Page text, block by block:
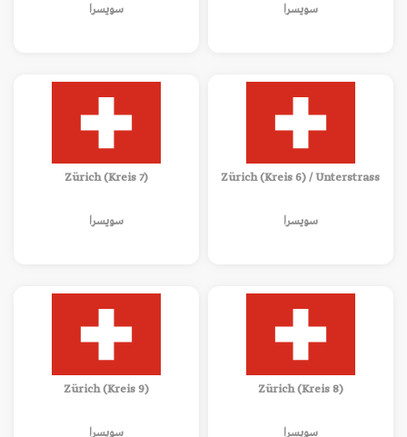
سويسرا سويسرا
Zürich (Kreis 6) / Unterstrass
سويسرا
Zürich (Kreis 7)
سويسرا
Zürich (Kreis 8)
سويسرا
Zürich (Kreis 9)
سويسرا